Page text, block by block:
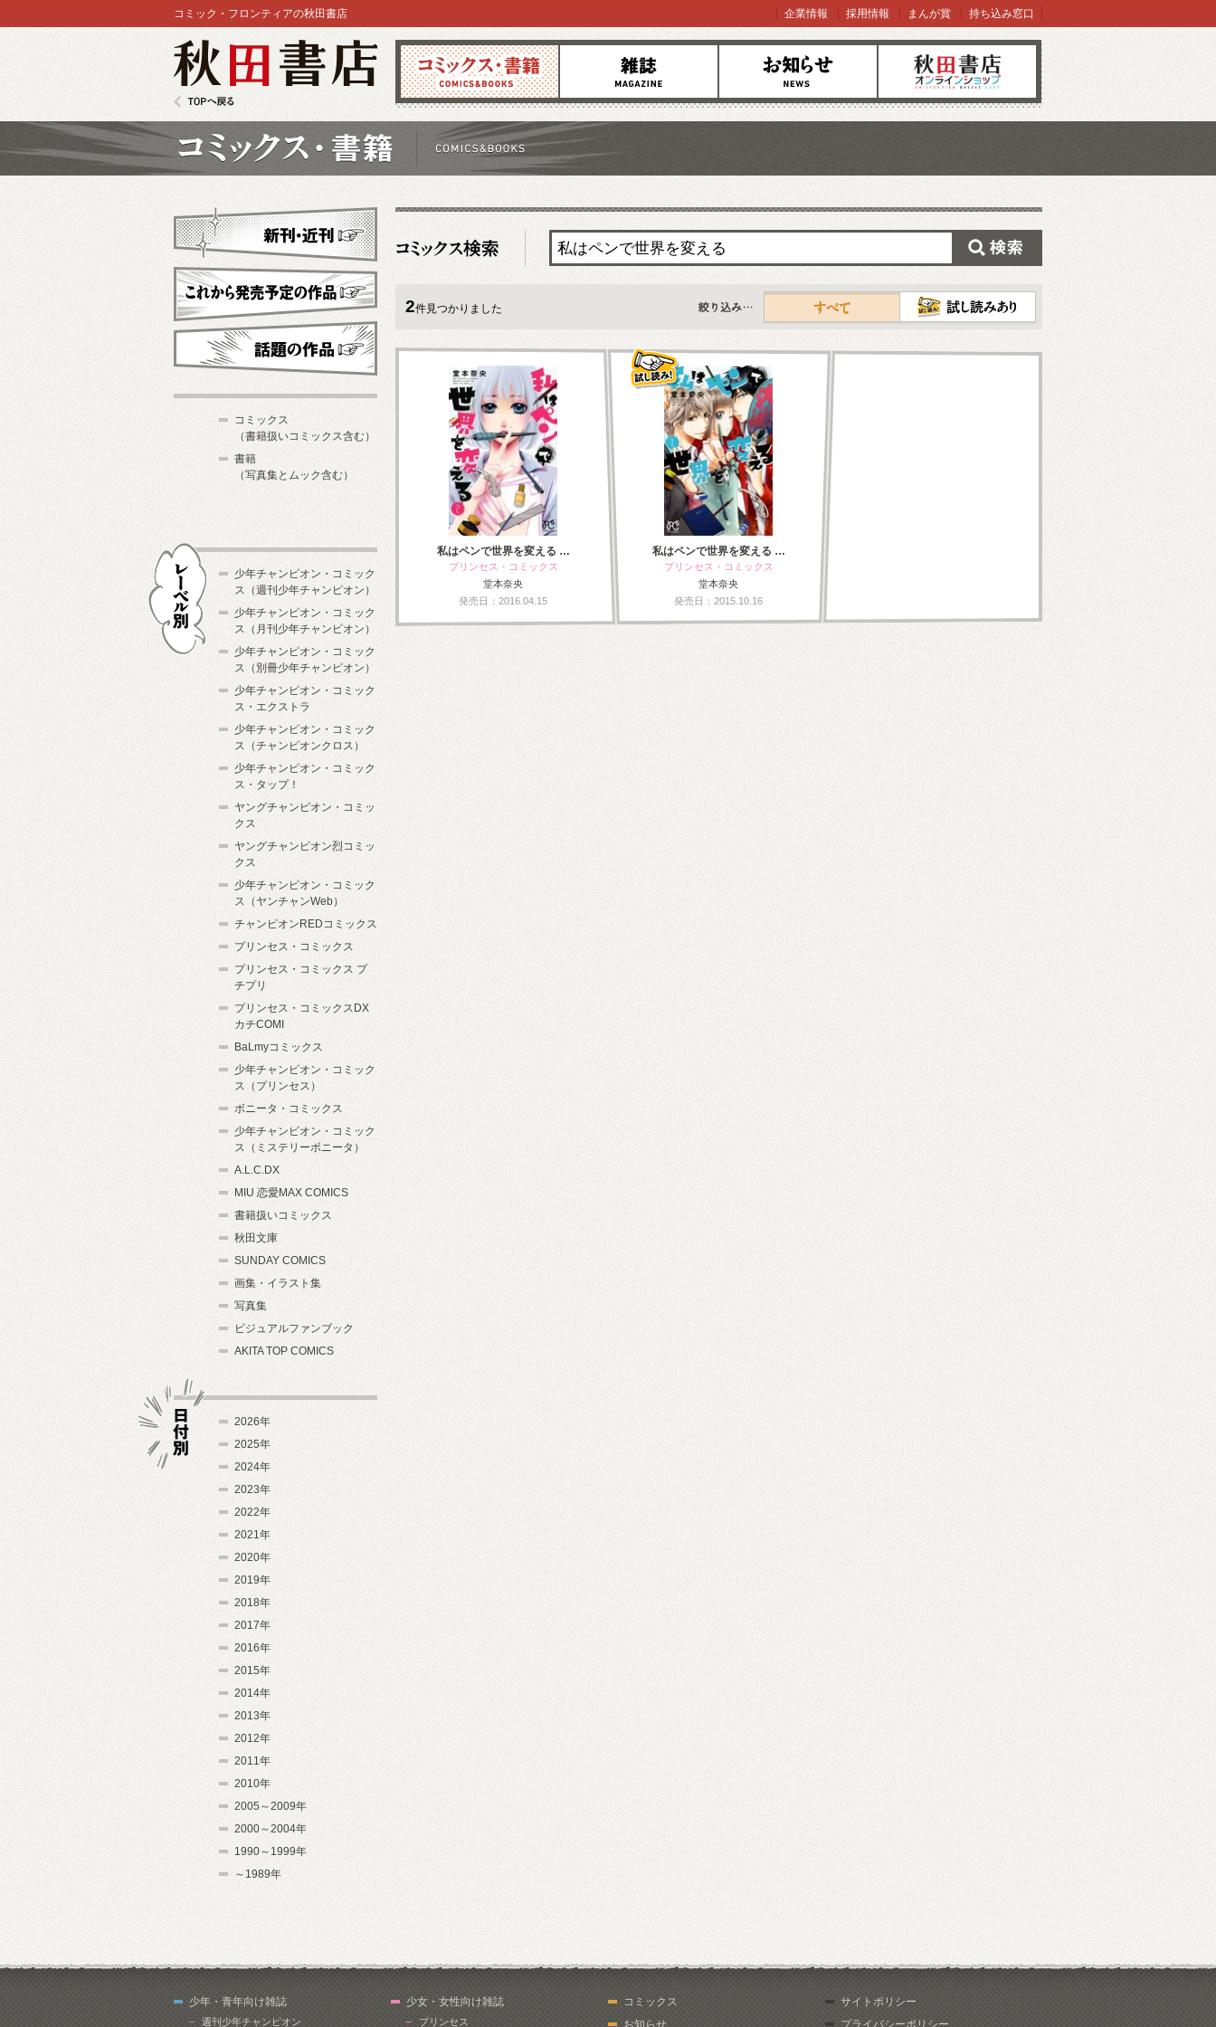
コミックス 雑誌 お知らせ オンラインショップ
コミック・フロンティアの秋田書店 企業情報 採用情報 まんが賞 持ち込み窓口
2件見つかりました
すべて
私はペンで世界を変える …
プリンセス・コミックス
堂本奈央
発売日：2016.04.15
私はペンで世界を変える …
プリンセス・コミックス
堂本奈央
発売日：2015.10.16
新刊・近刊
これから発売予定
コミックス
（書籍扱いコミックス含む）
書籍
（写真集とムック含む）
少年チャンピオン・コミック
ス（週刊少年チャンピオン）
少年チャンピオン・コミック
ス（月刊少年チャンピオン）
少年チャンピオン・コミック
ス（別冊少年チャンピオン）
少年チャンピオン・コミック
ス・エクストラ
少年チャンピオン・コミック
ス（チャンピオンクロス）
少年チャンピオン・コミック
ス・タップ！
ヤングチャンピオン・コミッ
クス
ヤングチャンピオン烈コミッ
クス
少年チャンピオン・コミック
ス（ヤンチャンWeb）
チャンピオンREDコミックス
プリンセス・コミックス
プリンセス・コミックス プ
チプリ
プリンセス・コミックスDX
カチCOMI
BaLmyコミックス
少年チャンピオン・コミック
ス（プリンセス）
ボニータ・コミックス
少年チャンピオン・コミック
ス（ミステリーボニータ）
A.L.C.DX
MIU 恋愛MAX COMICS
書籍扱いコミックス
秋田文庫
SUNDAY COMICS
画集・イラスト集
写真集
ビジュアルファンブック
AKITA TOP COMICS
2026年
2025年
2024年
2023年
2022年
2021年
2020年
2019年
2018年
2017年
2016年
2015年
2014年
2013年
2012年
2011年
2010年
2005～2009年
2000～2004年
1990～1999年
～1989年
少年・青年向け雑誌
週刊少年チャンピオン
少女・女性向け雑誌
プリンセス
コミックス
お知らせ
サイトポリシー
プライバシーポリシー